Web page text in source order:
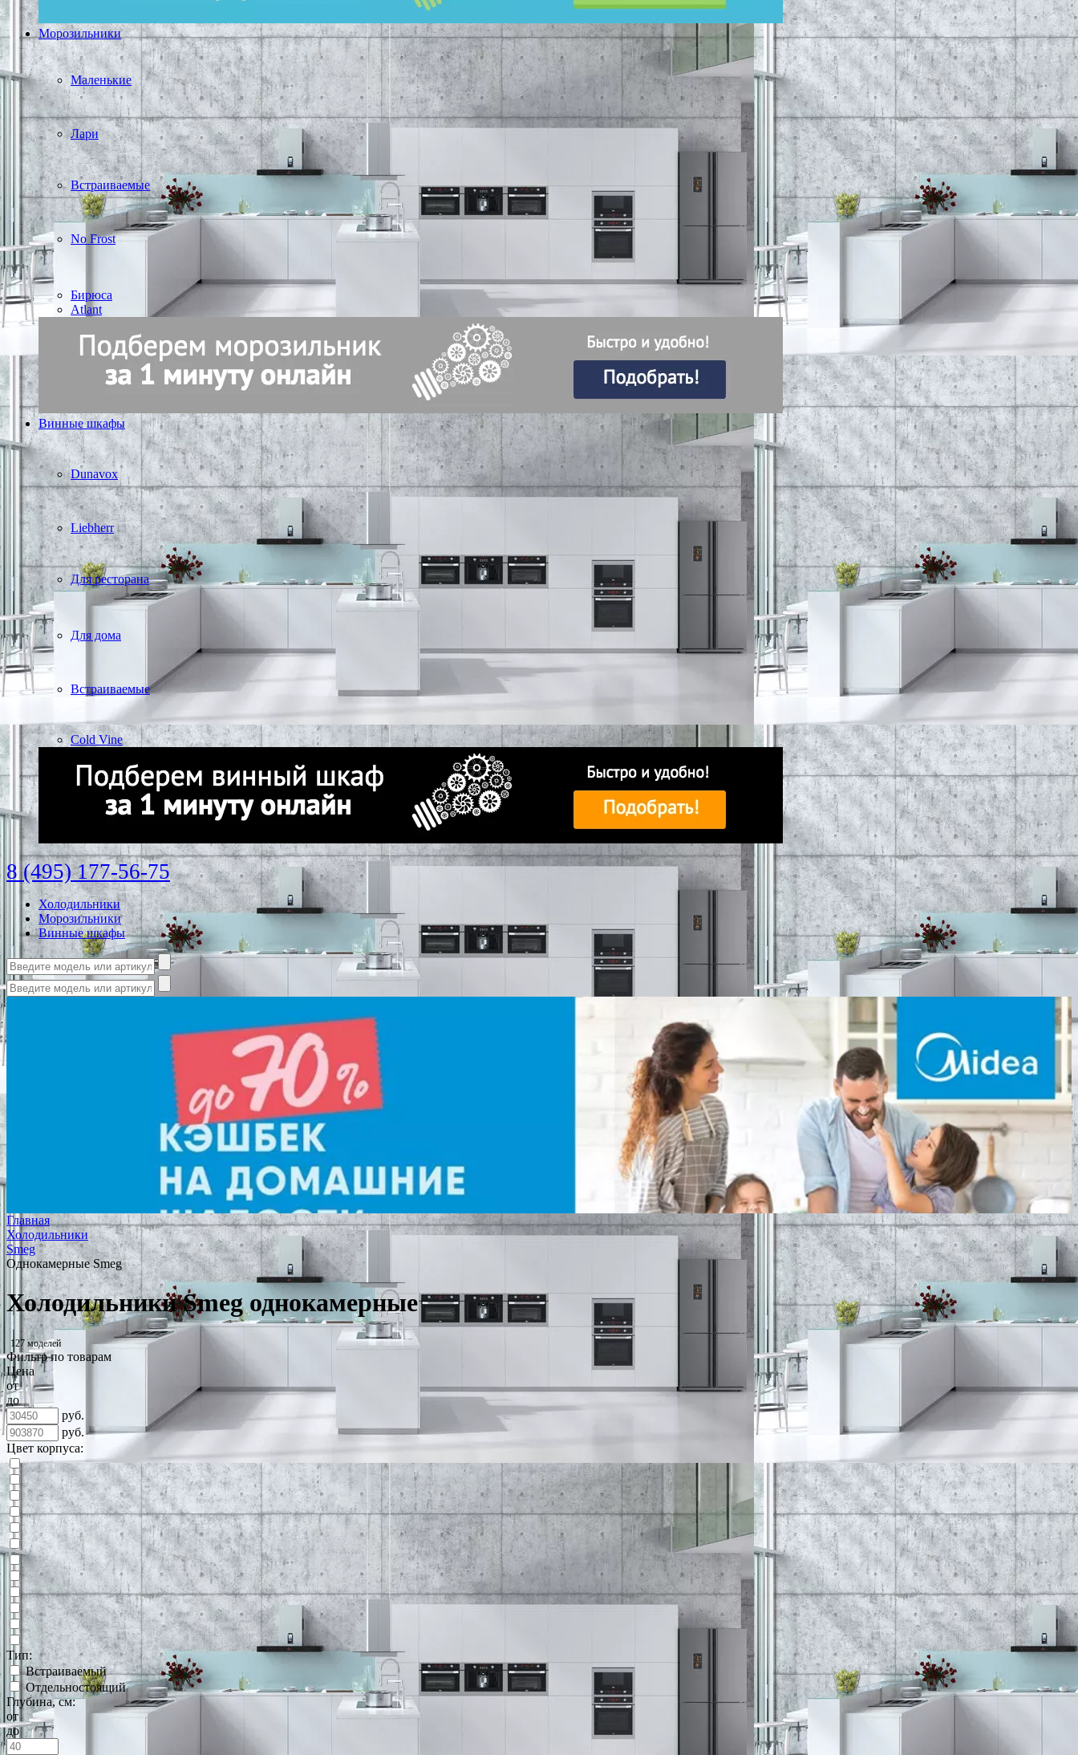
Морозильники
Маленькие
Лари
Встраиваемые
No Frost
Бирюса
Atlant
Винные шкафы
Dunavox
Liebherr
Для ресторана
Для дома
Встраиваемые
Cold Vine
8 (495) 177-56-75
Холодильники
Морозильники
Винные шкафы
Главная
Холодильники
Smeg
Однокамерные Smeg
Холодильники Smeg однокамерные
127 моделей
Фильтр по товарам
Цена
от
до
руб.
руб.
Цвет корпуса:
Тип:
Встраиваемый
Отдельностоящий
Глубина, см:
от
до